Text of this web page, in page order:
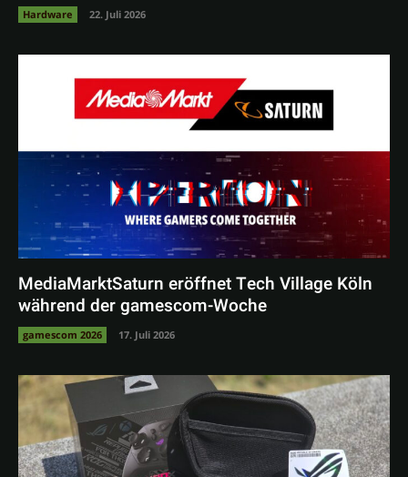
Hardware 22. Juli 2026
MediaMarktSaturn eröffnet Tech Village Köln
während der gamescom-Woche
gamescom 2026 17. Juli 2026